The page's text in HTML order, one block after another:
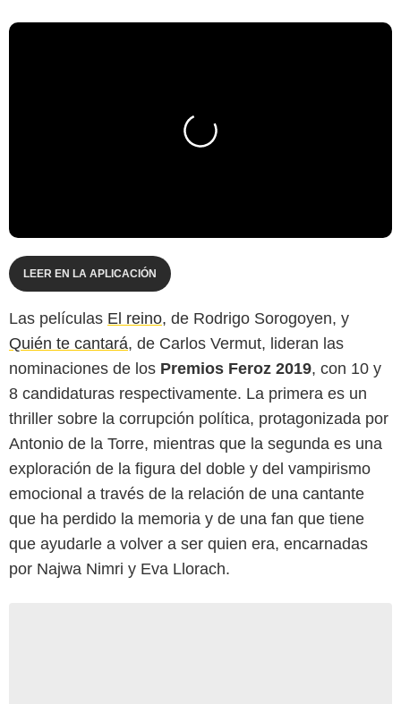
LEER EN LA APLICACIÓN
Las películas El reino, de Rodrigo Sorogoyen, y
Quién te cantará, de Carlos Vermut, lideran las
nominaciones de los Premios Feroz 2019, con 10 y
8 candidaturas respectivamente. La primera es un
thriller sobre la corrupción política, protagonizada por
Antonio de la Torre, mientras que la segunda es una
exploración de la figura del doble y del vampirismo
emocional a través de la relación de una cantante
que ha perdido la memoria y de una fan que tiene
que ayudarle a volver a ser quien era, encarnadas
por Najwa Nimri y Eva Llorach.